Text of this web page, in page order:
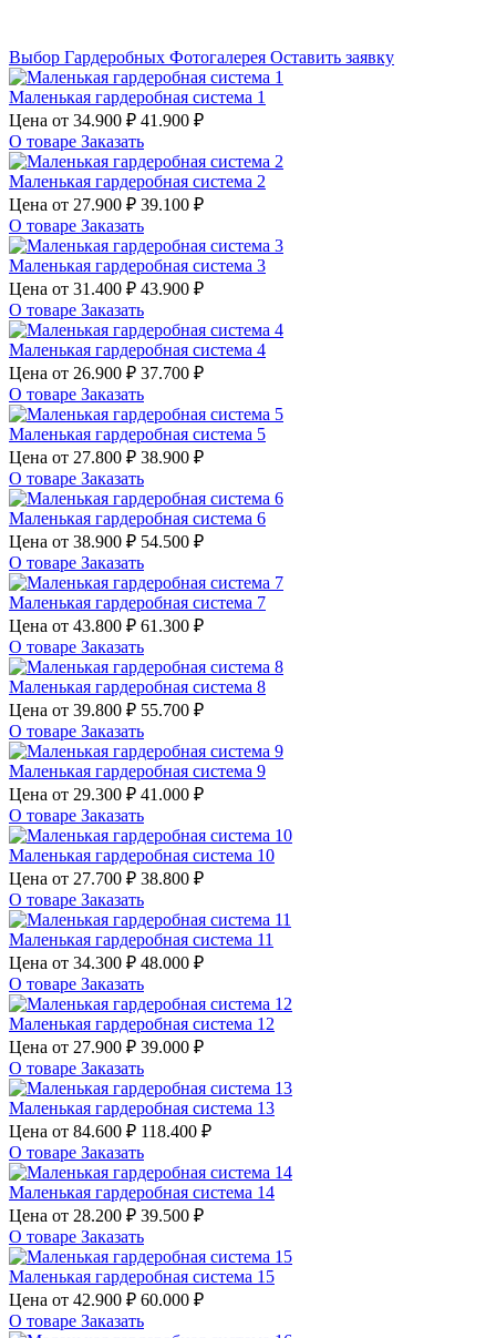
Выбор Гардеробных Фотогалерея Оставить заявку
Маленькая гардеробная система 1
Цена от 34.900 ₽ 41.900 ₽
О товаре Заказать
Маленькая гардеробная система 2
Цена от 27.900 ₽ 39.100 ₽
О товаре Заказать
Маленькая гардеробная система 3
Цена от 31.400 ₽ 43.900 ₽
О товаре Заказать
Маленькая гардеробная система 4
Цена от 26.900 ₽ 37.700 ₽
О товаре Заказать
Маленькая гардеробная система 5
Цена от 27.800 ₽ 38.900 ₽
О товаре Заказать
Маленькая гардеробная система 6
Цена от 38.900 ₽ 54.500 ₽
О товаре Заказать
Маленькая гардеробная система 7
Цена от 43.800 ₽ 61.300 ₽
О товаре Заказать
Маленькая гардеробная система 8
Цена от 39.800 ₽ 55.700 ₽
О товаре Заказать
Маленькая гардеробная система 9
Цена от 29.300 ₽ 41.000 ₽
О товаре Заказать
Маленькая гардеробная система 10
Цена от 27.700 ₽ 38.800 ₽
О товаре Заказать
Маленькая гардеробная система 11
Цена от 34.300 ₽ 48.000 ₽
О товаре Заказать
Маленькая гардеробная система 12
Цена от 27.900 ₽ 39.000 ₽
О товаре Заказать
Маленькая гардеробная система 13
Цена от 84.600 ₽ 118.400 ₽
О товаре Заказать
Маленькая гардеробная система 14
Цена от 28.200 ₽ 39.500 ₽
О товаре Заказать
Маленькая гардеробная система 15
Цена от 42.900 ₽ 60.000 ₽
О товаре Заказать